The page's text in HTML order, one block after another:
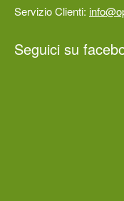
Servizio Clienti:
Seguici su